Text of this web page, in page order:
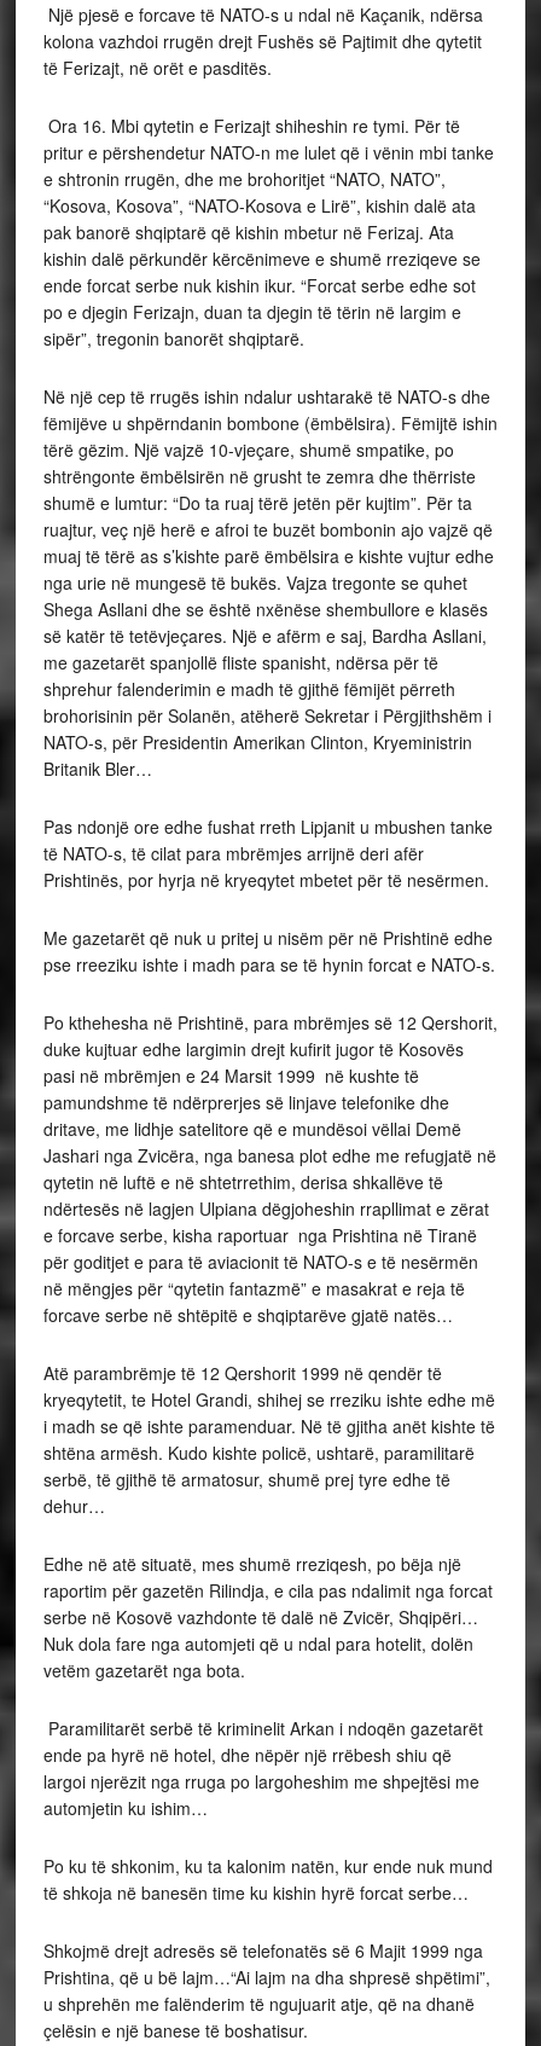
Një pjesë e forcave të NATO-s u ndal në Kaçanik, ndërsa
kolona vazhdoi rrugën drejt Fushës së Pajtimit dhe qytetit
të Ferizajt, në orët e pasditës.
Ora 16. Mbi qytetin e Ferizajt shiheshin re tymi. Për të
pritur e përshendetur NATO-n me lulet që i vënin mbi tanke
e shtronin rrugën, dhe me brohoritjet “NATO, NATO”,
“Kosova, Kosova”, “NATO-Kosova e Lirë”, kishin dalë ata
pak banorë shqiptarë që kishin mbetur në Ferizaj. Ata
kishin dalë përkundër kërcënimeve e shumë rreziqeve se
ende forcat serbe nuk kishin ikur. “Forcat serbe edhe sot
po e djegin Ferizajn, duan ta djegin të tërin në largim e
sipër”, tregonin banorët shqiptarë.
Në një cep të rrugës ishin ndalur ushtarakë të NATO-s dhe
fëmijëve u shpërndanin bombone (ëmbëlsira). Fëmijtë ishin
tërë gëzim. Një vajzë 10-vjeçare, shumë smpatike, po
shtrëngonte ëmbëlsirën në grusht te zemra dhe thërriste
shumë e lumtur: “Do ta ruaj tërë jetën për kujtim”. Për ta
ruajtur, veç një herë e afroi te buzët bombonin ajo vajzë që
muaj të tërë as s’kishte parë ëmbëlsira e kishte vujtur edhe
nga urie në mungesë të bukës. Vajza tregonte se quhet
Shega Asllani dhe se është nxënëse shembullore e klasës
së katër të tetëvjeçares. Një e afërm e saj, Bardha Asllani,
me gazetarët spanjollë fliste spanisht, ndërsa për të
shprehur falenderimin e madh të gjithë fëmijët përreth
brohorisinin për Solanën, atëherë Sekretar i Përgjithshëm i
NATO-s, për Presidentin Amerikan Clinton, Kryeministrin
Britanik Bler…
Pas ndonjë ore edhe fushat rreth Lipjanit u mbushen tanke
të NATO-s, të cilat para mbrëmjes arrijnë deri afër
Prishtinës, por hyrja në kryeqytet mbetet për të nesërmen.
Me gazetarët që nuk u pritej u nisëm për në Prishtinë edhe
pse rreeziku ishte i madh para se të hynin forcat e NATO-s.
Po kthehesha në Prishtinë, para mbrëmjes së 12 Qershorit,
duke kujtuar edhe largimin drejt kufirit jugor të Kosovës
pasi në mbrëmjen e 24 Marsit 1999 në kushte të
pamundshme të ndërprerjes së linjave telefonike dhe
dritave, me lidhje satelitore që e mundësoi vëllai Demë
Jashari nga Zvicëra, nga banesa plot edhe me refugjatë në
qytetin në luftë e në shtetrrethim, derisa shkallëve të
ndërtesës në lagjen Ulpiana dëgjoheshin rrapllimat e zërat
e forcave serbe, kisha raportuar nga Prishtina në Tiranë
për goditjet e para të aviacionit të NATO-s e të nesërmën
në mëngjes për “qytetin fantazmë” e masakrat e reja të
forcave serbe në shtëpitë e shqiptarëve gjatë natës…
Atë parambrëmje të 12 Qershorit 1999 në qendër të
kryeqytetit, te Hotel Grandi, shihej se rreziku ishte edhe më
i madh se që ishte paramenduar. Në të gjitha anët kishte të
shtëna armësh. Kudo kishte policë, ushtarë, paramilitarë
serbë, të gjithë të armatosur, shumë prej tyre edhe të
dehur…
Edhe në atë situatë, mes shumë rreziqesh, po bëja një
raportim për gazetën Rilindja, e cila pas ndalimit nga forcat
serbe në Kosovë vazhdonte të dalë në Zvicër, Shqipëri…
Nuk dola fare nga automjeti që u ndal para hotelit, dolën
vetëm gazetarët nga bota.
Paramilitarët serbë të kriminelit Arkan i ndoqën gazetarët
ende pa hyrë në hotel, dhe nëpër një rrëbesh shiu që
largoi njerëzit nga rruga po largoheshim me shpejtësi me
automjetin ku ishim…
Po ku të shkonim, ku ta kalonim natën, kur ende nuk mund
të shkoja në banesën time ku kishin hyrë forcat serbe…
Shkojmë drejt adresës së telefonatës së 6 Majit 1999 nga
Prishtina, që u bë lajm…“Ai lajm na dha shpresë shpëtimi”,
u shprehën me falënderim të ngujuarit atje, që na dhanë
çelësin e një banese të boshatisur.